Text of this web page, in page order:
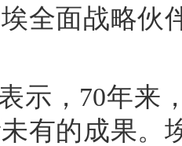
全面战略伙
示，70年来
有的成果。